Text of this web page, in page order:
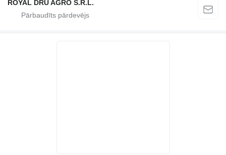
ROYAL DRU AGRO S.R.L.